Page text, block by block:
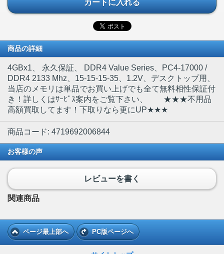
カートに入れる
商品の詳細
4GBx1 、 永久保証、 DDR4 Value Series、PC4-17000 /
DDR4 2133 Mhz、15-15-15-35、1.2V、デスクトップ用、
当店のメモリは単品でお買い上げでも全て無料相性保証付
き！詳しくはｻｰﾋﾞｽ案内をご覧下さい、 ★★★不用品
高額買取してます！下取りなら更にUP★★★
商品コード: 4719692006844
お客様の声
レビューを書く
関連商品
ページ最上部へ PC版ページへ